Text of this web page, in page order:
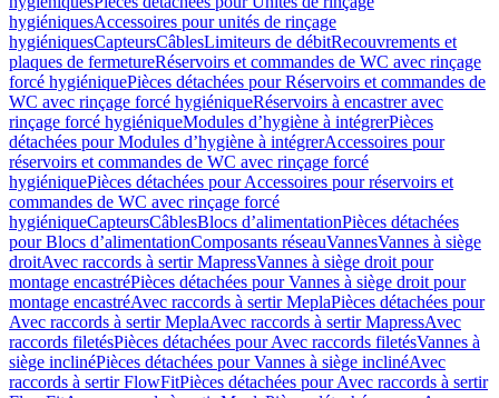
hygiéniquesAccessoires pour unités de rinçage
hygiéniquesCapteursCâblesLimiteurs de débitRecouvrements et
plaques de fermetureRéservoirs et commandes de WC avec rinçage
forcé hygiéniquePièces détachées pour Réservoirs et commandes de
WC avec rinçage forcé hygiéniqueRéservoirs à encastrer avec
rinçage forcé hygiéniqueModules d’hygiène à intégrerPièces
détachées pour Modules d’hygiène à intégrerAccessoires pour
réservoirs et commandes de WC avec rinçage forcé
hygiéniquePièces détachées pour Accessoires pour réservoirs et
commandes de WC avec rinçage forcé
hygiéniqueCapteursCâblesBlocs d’alimentationPièces détachées
pour Blocs d’alimentationComposants réseauVannesVannes à siège
droitAvec raccords à sertir MapressVannes à siège droit pour
montage encastréPièces détachées pour Vannes à siège droit pour
montage encastréAvec raccords à sertir MeplaPièces détachées pour
Avec raccords à sertir MeplaAvec raccords à sertir MapressAvec
raccords filetésPièces détachées pour Avec raccords filetésVannes à
siège inclinéPièces détachées pour Vannes à siège inclinéAvec
raccords à sertir FlowFitPièces détachées pour Avec raccords à sertir